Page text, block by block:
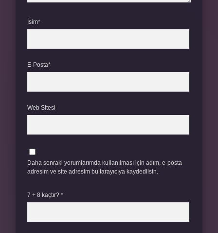
İsim*
E-Posta*
Web Sitesi
Daha sonraki yorumlarımda kullanılması için adım, e-posta
adresim ve site adresim bu tarayıcıya kaydedilsin.
7 + 8 kaçtır? *